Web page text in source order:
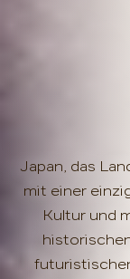
Japan, das
mit einer
Kultur und